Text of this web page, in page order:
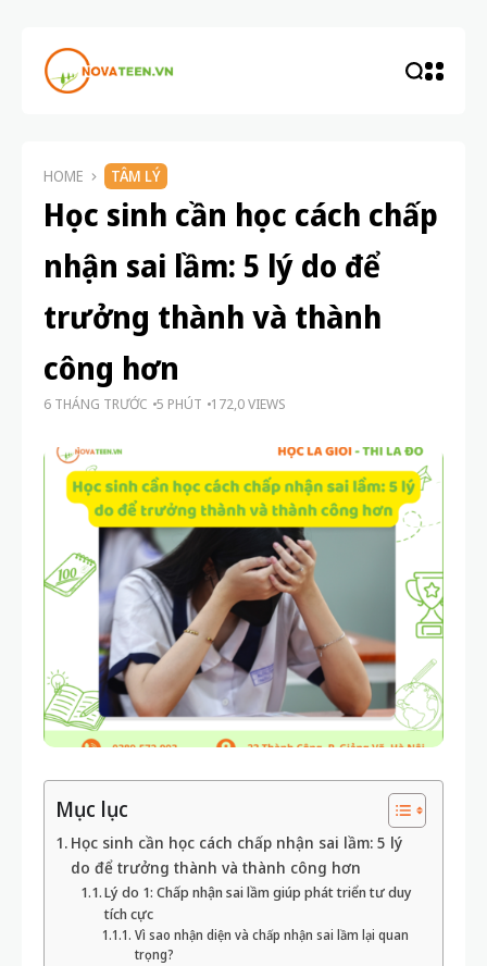
HOME TÂM LÝ
Học sinh cần học cách chấp
nhận sai lầm: 5 lý do để
trưởng thành và thành
công hơn
6 THÁNG TRƯỚC 5 PHÚT 172,0 VIEWS
Mục lục
Học sinh cần học cách chấp nhận sai lầm: 5 lý
do để trưởng thành và thành công hơn
Lý do 1: Chấp nhận sai lầm giúp phát triển tư duy
tích cực
Vì sao nhận diện và chấp nhận sai lầm lại quan
trọng?